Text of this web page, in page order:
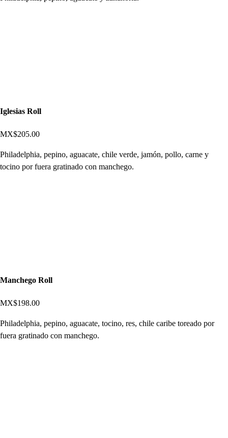
Iglesias Roll
MX$205.00
Philadelphia, pepino, aguacate, chile verde, jamón, pollo, carne y
tocino por fuera gratinado con manchego.
Manchego Roll
MX$198.00
Philadelphia, pepino, aguacate, tocino, res, chile caribe toreado por
fuera gratinado con manchego.